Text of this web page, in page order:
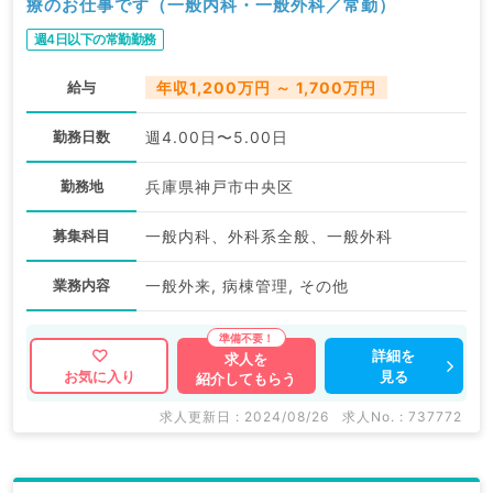
療のお仕事です（一般内科・一般外科／常勤）
週4日以下の常勤勤務
給与 年収1,200万円 ～ 1,700万円
勤務日数 週4.00日〜5.00日
勤務地 兵庫県神戸市中央区
募集科目 一般内科、外科系全般、一般外科
業務内容 一般外来, 病棟管理, その他
お気に入り
求人を
紹介してもらう
詳細を
見る
求人更新日 : 2024/08/26 求人No. : 737772